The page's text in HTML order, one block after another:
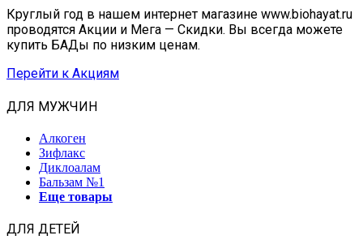
Круглый год в нашем интернет магазине www.biohayat.ru
проводятся Акции и Мега — Скидки. Вы всегда можете
купить БАДы по низким ценам.
Перейти к Акциям
ДЛЯ МУЖЧИН
Алкоген
Зифлакс
Диклоалам
Бальзам №1
Еще товары
ДЛЯ ДЕТЕЙ